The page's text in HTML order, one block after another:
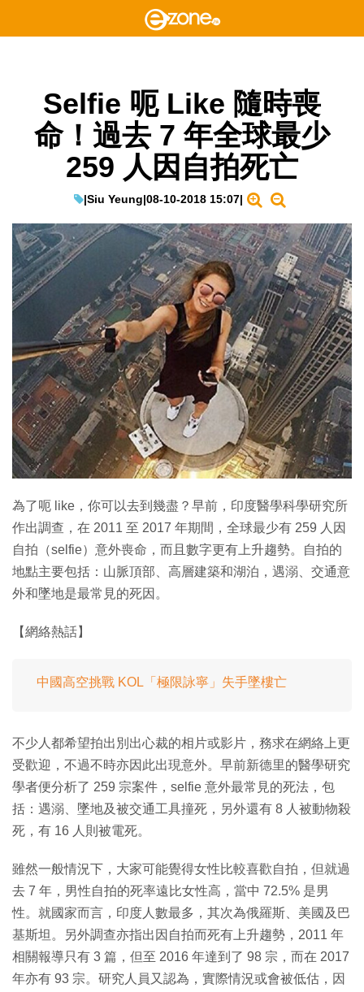
Selfie 呃 Like 隨時喪
命！過去 7 年全球最少
259 人因自拍死亡
|Siu Yeung|08-10-2018 15:07|
為了呃 like，你可以去到幾盡？早前，印度醫學科學研究所
作出調查，在 2011 至 2017 年期間，全球最少有 259 人因
自拍（selfie）意外喪命，而且數字更有上升趨勢。自拍的
地點主要包括：山脈頂部、高層建築和湖泊，遇溺、交通意
外和墜地是最常見的死因。
【網絡熱話】
中國高空挑戰 KOL「極限詠寧」失手墜樓亡
不少人都希望拍出別出心裁的相片或影片，務求在網絡上更
受歡迎，不過不時亦因此出現意外。早前新德里的醫學研究
學者便分析了 259 宗案件，selfie 意外最常見的死法，包
括：遇溺、墜地及被交通工具撞死，另外還有 8 人被動物殺
死，有 16 人則被電死。
雖然一般情況下，大家可能覺得女性比較喜歡自拍，但就過
去 7 年，男性自拍的死率遠比女性高，當中 72.5% 是男
性。就國家而言，印度人數最多，其次為俄羅斯、美國及巴
基斯坦。另外調查亦指出因自拍而死有上升趨勢，2011 年
相關報導只有 3 篇，但至 2016 年達到了 98 宗，而在 2017
年亦有 93 宗。研究人員又認為，實際情況或會被低估，因